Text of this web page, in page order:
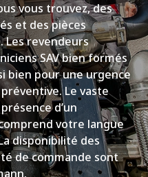
vous trouvez, des
et des pièces
Les revendeurs
SAV bien formés
bien pour une urgence
Le vaste
d’un
votre langue
disponibilité des
de commande sont